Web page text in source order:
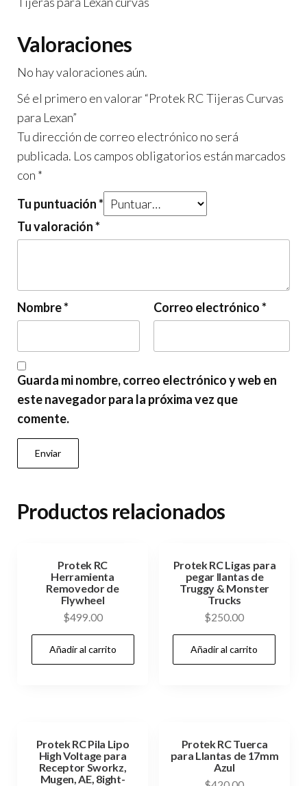
Valoraciones
No hay valoraciones aún.
Sé el primero en valorar “Protek RC Tijeras Curvas
para Lexan”
Tu dirección de correo electrónico no será
publicada. Los campos obligatorios están marcados
con *
Tu puntuación*
Tu valoración*
Nombre* Correo electrónico*
Guarda mi nombre, correo electrónico y web en
este navegador para la próxima vez que
comente.
Productos relacionados
Protek RC
Herramienta
Removedor de
Flywheel
$499.00
Añadir al carrito
Protek RC Ligas para
pegar llantas de
Truggy & Monster
Trucks
$250.00
Añadir al carrito
Protek RC Pila Lipo
High Voltage para
Receptor Sworkz,
Mugen, AE, 8ight-
Protek RC Tuerca
para Llantas de 17mm
Azul